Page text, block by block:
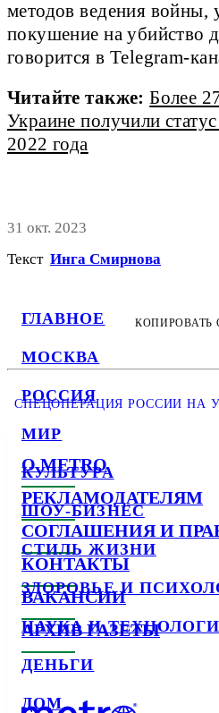
ГЛАВНОЕ
МОСКВА
РОССИЯ
МИР
КУЛЬТУРА
ШОУ-БИЗНЕС
СТИЛЬ ЖИЗНИ
ЗДОРОВЬЕ И
НАУКА И
ДЕНЬГИ
ДОМ
методов ведения войны,
покушение на убийство
говорится в Telegram-
Читайте также: Более
Украине получили
2022 года
31 окт. 2023
Текст Инга Смирнова
КОПИРОВАТЬ
СПЕЦОПЕРАЦИЯ РОССИИ НА
О METRO
РЕКЛАМОДАТЕЛЯМ
СОГЛАШЕНИЯ И
КОНТАКТЫ
ВАКАНСИИ
АРХИВ ГАЗЕТЫ